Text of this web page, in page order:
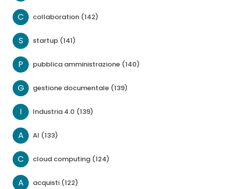
C collaboration (142)
S startup (141)
P pubblica amministrazione (140)
G gestione documentale (139)
I Industria 4.0 (139)
A AI (133)
C cloud computing (124)
A acquisti (122)